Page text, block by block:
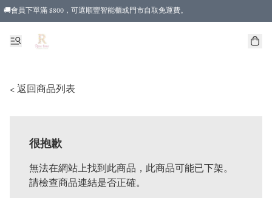
🚚會員下單滿 $800，可選順豐智能櫃或門市自取免運費。
< 返回商品列表
很抱歉
無法在網站上找到此商品，此商品可能已下架。
請檢查商品連結是否正確。